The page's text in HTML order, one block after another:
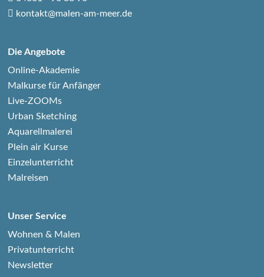
kontakt@malen-am-meer.de
Die Angebote
Online-Akademie
Malkurse für Anfänger
Live-ZOOMs
Urban Sketching
Aquarellmalerei
Plein air Kurse
Einzelunterricht
Malreisen
Unser Service
Wohnen & Malen
Privatunterricht
Newsletter